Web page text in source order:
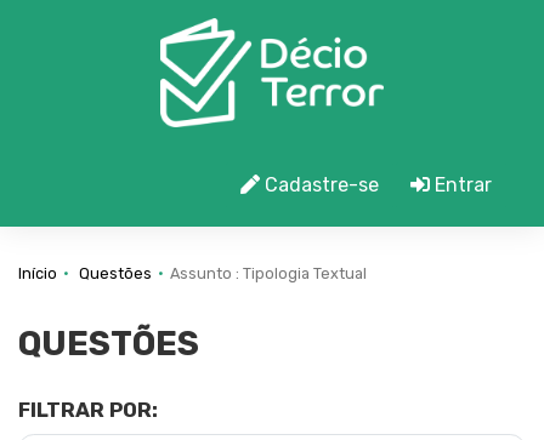
Cadastre-se Entrar
Início Questões Assunto : Tipologia Textual
QUESTÕES
FILTRAR POR: